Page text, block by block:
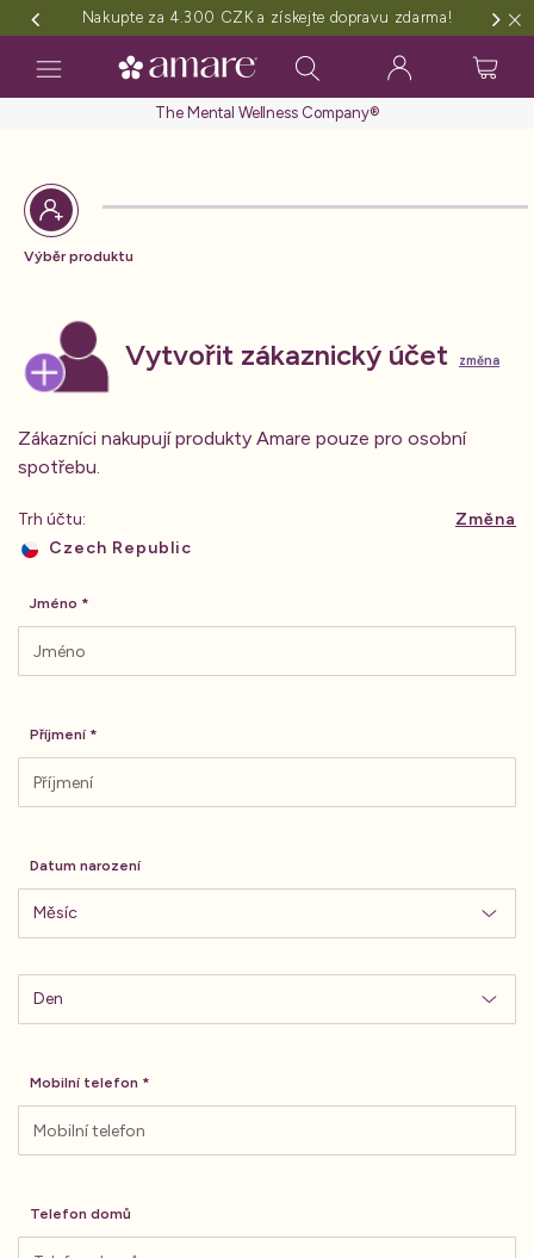
Nakupte za 4.300 CZK a získejte dopravu zdarma!
Toggle
navigation
The Mental Wellness Company®
Výběr produktu
Vytvořit zákaznický účet změna
Zákazníci nakupují produkty Amare pouze pro osobní
spotřebu.
Trh účtu:
Czech Republic
Změna
Jméno
Příjmení
Datum narození
Mobilní telefon
Telefon domů